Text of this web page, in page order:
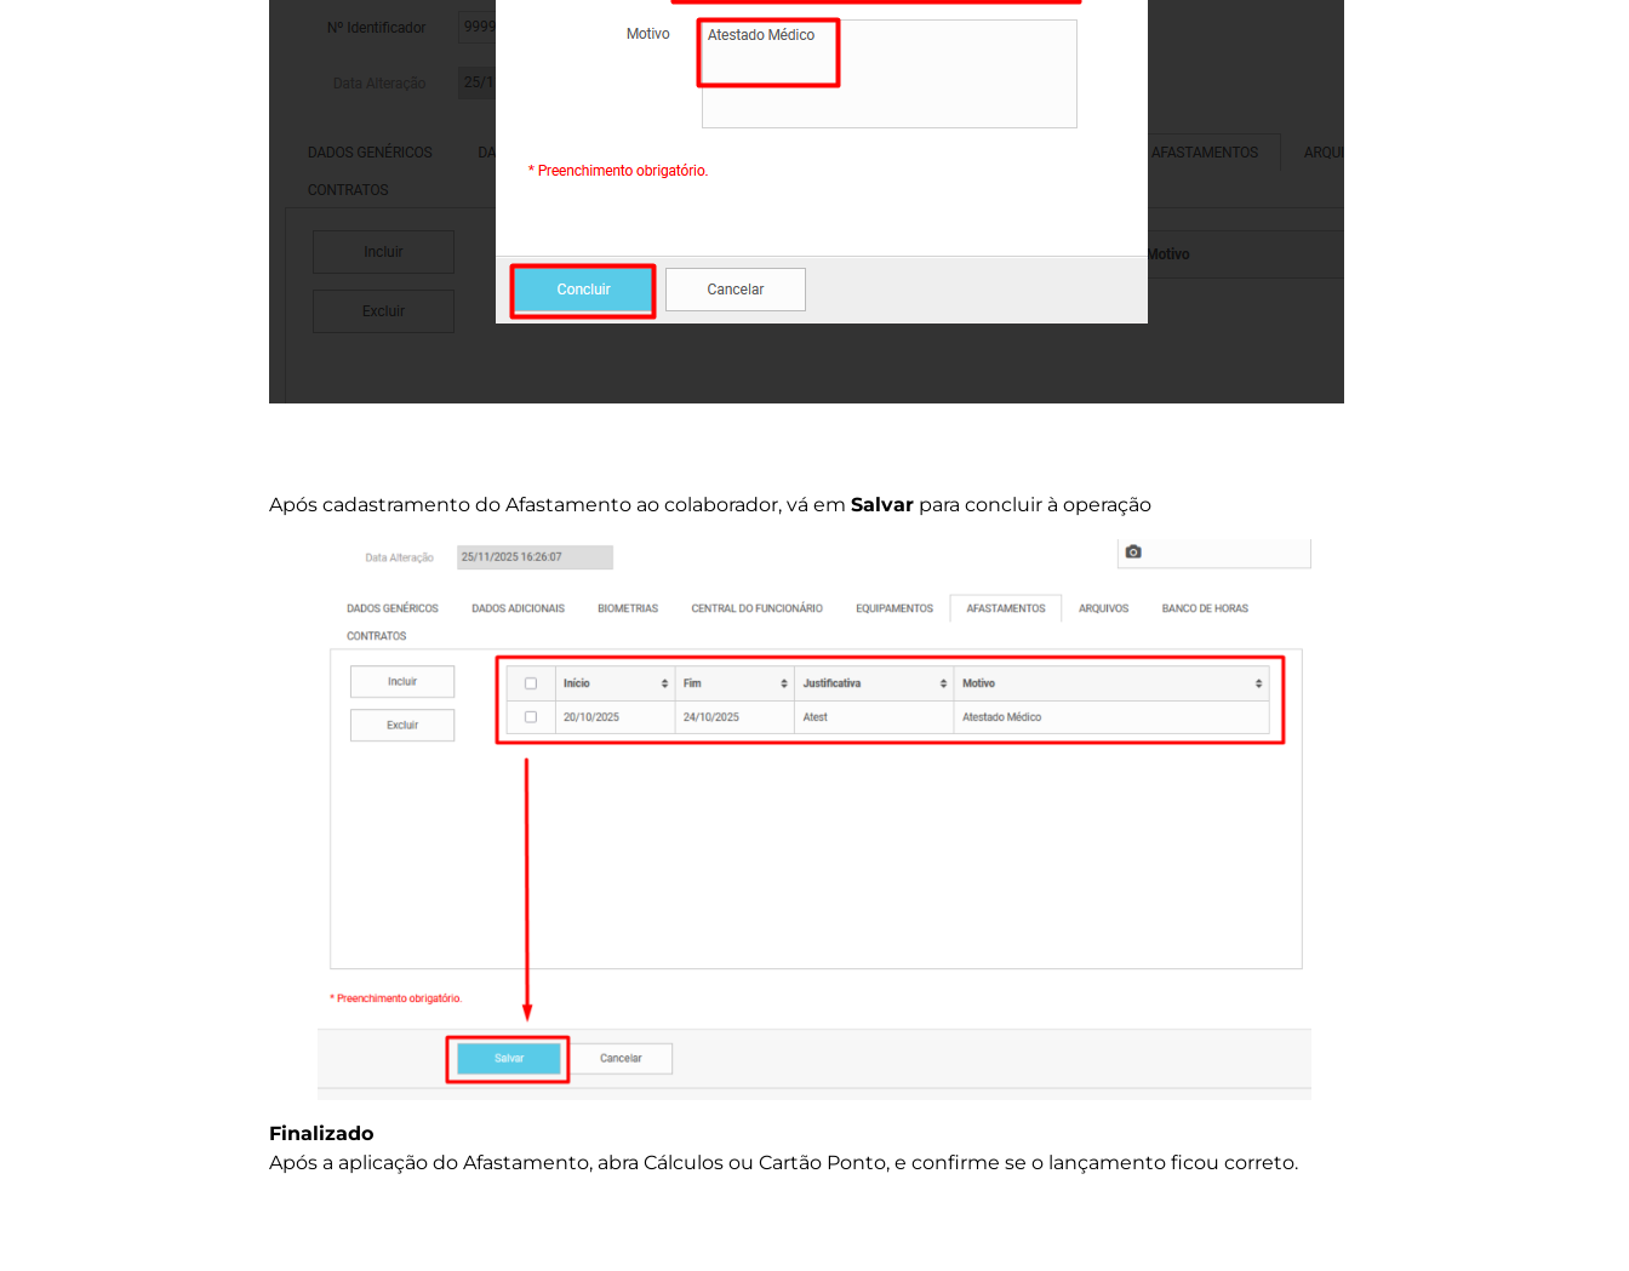
Após cadastramento do Afastamento ao colaborador, vá em Salvar para concluir à operação
Finalizado
Após a aplicação do Afastamento, abra Cálculos ou Cartão Ponto, e confirme se o lançamento ficou correto.